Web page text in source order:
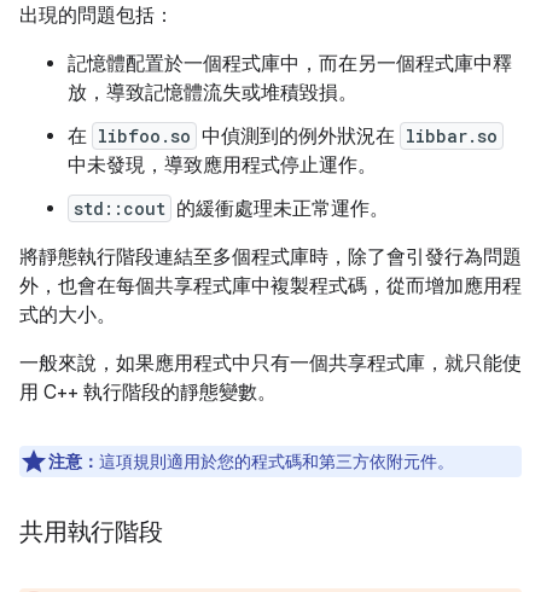
出現的問題包括：
記憶體配置於一個程式庫中，而在另一個程式庫中釋
放，導致記憶體流失或堆積毀損。
在 libfoo.so 中偵測到的例外狀況在 libbar.so
中未發現，導致應用程式停止運作。
std::cout 的緩衝處理未正常運作。
將靜態執行階段連結至多個程式庫時，除了會引發行為問題
外，也會在每個共享程式庫中複製程式碼，從而增加應用程
式的大小。
一般來說，如果應用程式中只有一個共享程式庫，就只能使
用 C++ 執行階段的靜態變數。
注意： 這項規則適用於您的程式碼和第三方依附元件。
共用執行階段